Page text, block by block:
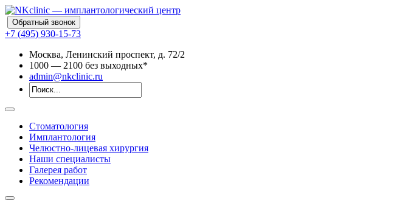
Обратный звонок
+7 (495) 930-15-73
Москва, Ленинский проспект, д. 72/2
1000 — 2100 без выходных*
admin@nkclinic.ru
Стоматология
Имплантология
Челюстно-лицевая хирургия
Наши специалисты
Галерея работ
Рекомендации